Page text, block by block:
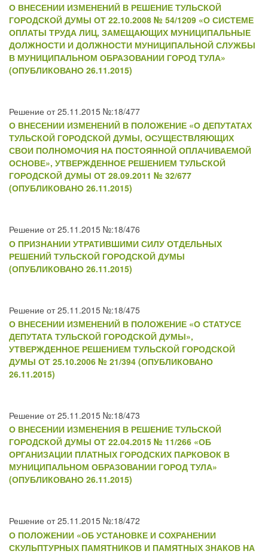
О ВНЕСЕНИИ ИЗМЕНЕНИЙ В РЕШЕНИЕ ТУЛЬСКОЙ
ГОРОДСКОЙ ДУМЫ ОТ 22.10.2008 № 54/1209 «О СИСТЕМЕ
ОПЛАТЫ ТРУДА ЛИЦ, ЗАМЕЩАЮЩИХ МУНИЦИПАЛЬНЫЕ
ДОЛЖНОСТИ И ДОЛЖНОСТИ МУНИЦИПАЛЬНОЙ СЛУЖБЫ
В МУНИЦИПАЛЬНОМ ОБРАЗОВАНИИ ГОРОД ТУЛА»
(ОПУБЛИКОВАНО 26.11.2015)
Решение от 25.11.2015 №:18/477
О ВНЕСЕНИИ ИЗМЕНЕНИЙ В ПОЛОЖЕНИЕ «О ДЕПУТАТАХ
ТУЛЬСКОЙ ГОРОДСКОЙ ДУМЫ, ОСУЩЕСТВЛЯЮЩИХ
СВОИ ПОЛНОМОЧИЯ НА ПОСТОЯННОЙ ОПЛАЧИВАЕМОЙ
ОСНОВЕ», УТВЕРЖДЕННОЕ РЕШЕНИЕМ ТУЛЬСКОЙ
ГОРОДСКОЙ ДУМЫ ОТ 28.09.2011 № 32/677
(ОПУБЛИКОВАНО 26.11.2015)
Решение от 25.11.2015 №:18/476
О ПРИЗНАНИИ УТРАТИВШИМИ СИЛУ ОТДЕЛЬНЫХ
РЕШЕНИЙ ТУЛЬСКОЙ ГОРОДСКОЙ ДУМЫ
(ОПУБЛИКОВАНО 26.11.2015)
Решение от 25.11.2015 №:18/475
О ВНЕСЕНИИ ИЗМЕНЕНИЙ В ПОЛОЖЕНИЕ «О СТАТУСЕ
ДЕПУТАТА ТУЛЬСКОЙ ГОРОДСКОЙ ДУМЫ»,
УТВЕРЖДЕННОЕ РЕШЕНИЕМ ТУЛЬСКОЙ ГОРОДСКОЙ
ДУМЫ ОТ 25.10.2006 № 21/394 (ОПУБЛИКОВАНО
26.11.2015)
Решение от 25.11.2015 №:18/473
О ВНЕСЕНИИ ИЗМЕНЕНИЯ В РЕШЕНИЕ ТУЛЬСКОЙ
ГОРОДСКОЙ ДУМЫ ОТ 22.04.2015 № 11/266 «ОБ
ОРГАНИЗАЦИИ ПЛАТНЫХ ГОРОДСКИХ ПАРКОВОК В
МУНИЦИПАЛЬНОМ ОБРАЗОВАНИИ ГОРОД ТУЛА»
(ОПУБЛИКОВАНО 26.11.2015)
Решение от 25.11.2015 №:18/472
О ПОЛОЖЕНИИ «ОБ УСТАНОВКЕ И СОХРАНЕНИИ
СКУЛЬПТУРНЫХ ПАМЯТНИКОВ И ПАМЯТНЫХ ЗНАКОВ НА